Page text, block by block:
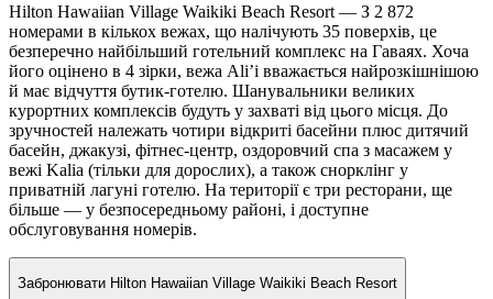
Hilton Hawaiian Village Waikiki Beach Resort — З 2 872
номерами в кількох вежах, що налічують 35 поверхів, це
безперечно найбільший готельний комплекс на Гаваях. Хоча
його оцінено в 4 зірки, вежа Ali’i вважається найрозкішнішою
й має відчуття бутик-готелю. Шанувальники великих
курортних комплексів будуть у захваті від цього місця. До
зручностей належать чотири відкриті басейни плюс дитячий
басейн, джакузі, фітнес-центр, оздоровчий спа з масажем у
вежі Kalia (тільки для дорослих), а також снорклінг у
приватній лагуні готелю. На території є три ресторани, ще
більше — у безпосередньому районі, і доступне
обслуговування номерів.
Забронювати Hilton Hawaiian Village Waikiki Beach Resort